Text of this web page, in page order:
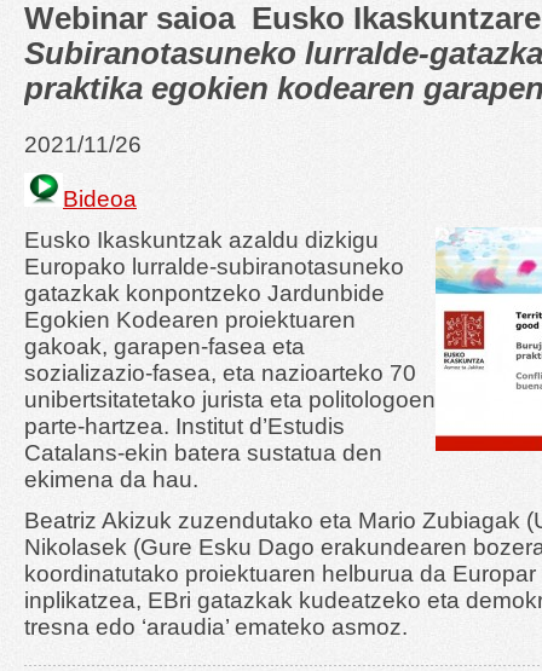
Webinar saioa Eusko
Subiranotasuneko lurralde-
praktika egokien kodearen
2021/11/26
Bideoa
Eusko Ikaskuntzak azaldu dizkigu
Europako lurralde-subiranotasuneko
gatazkak konpontzeko Jardunbide
Egokien Kodearen proiektuaren
gakoak, garapen-fasea eta
sozializazio-fasea, eta nazioarteko 70
unibertsitatetako jurista eta politologoen
parte-hartzea. Institut d’Estudis
Catalans-ekin batera sustatua den
ekimena da hau.
Beatriz Akizuk zuzendutako eta Mario Zubiagak
Nikolasek (Gure Esku Dago erakundearen
koordinatutako proiektuaren helburua da
inplikatzea, EBri gatazkak kudeatzeko eta
tresna edo ‘araudia’ emateko asmoz.